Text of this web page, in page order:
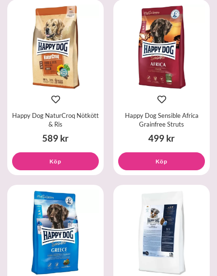
Happy Dog NaturCroq Nötkött
& Ris
589 kr
Köp
Happy Dog Sensible Africa
Grainfree Struts
499 kr
Köp